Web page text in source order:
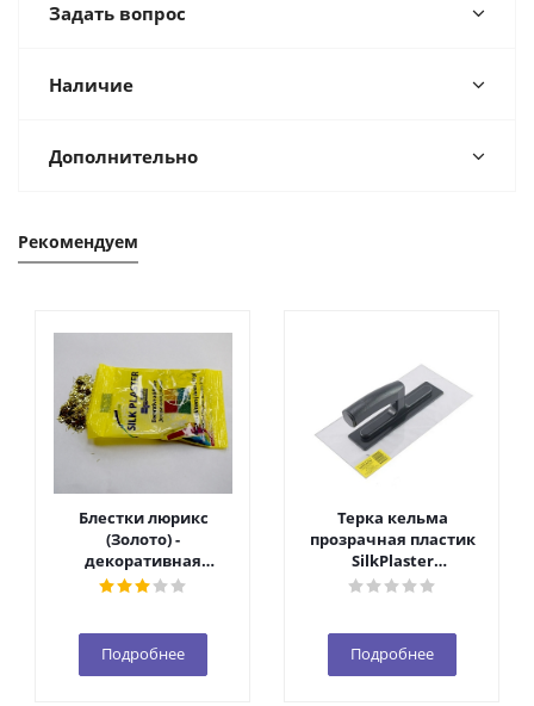
Задать вопрос
Наличие
Дополнительно
Рекомендуем
Блестки люрикс
(Золото) -
декоративная
добавка 1уп. (10 гр.)
Подробнее
Терка кельма
прозрачная пластик
SilkPlaster
(140*280*2мм)
Подробнее